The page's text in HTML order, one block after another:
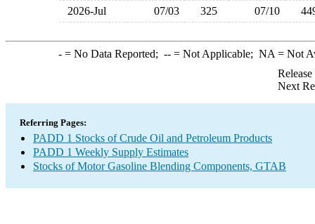
2026-Jul
07/03 325 07/10
-= No Data Reported; --= Not Applicable; NA = Not
Next
Referring Pages:
PADD 1 Stocks of Crude Oil and Petroleum Products
PADD 1 Weekly Supply Estimates
Stocks of Motor Gasoline Blending Components, GTAB